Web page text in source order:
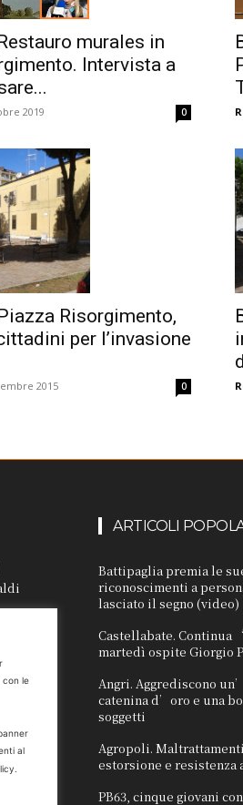
murales in
Intervista a
2019 0
Risorgimento,
per l’invasione
2015 0
ARTICOLI
Battipaglia premia le
riconoscimenti a
lasciato il segno (video)
Castellabate.
martedì ospite Giorgio
Angri. Aggrediscono
catenina d’oro e una
soggetti
Agropoli.
estorsione e
PB63, cinque giovani
con le
al